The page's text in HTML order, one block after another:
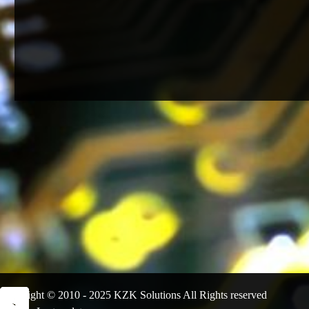
Copyright © 2010 - 2025 KZK Solutions All Rights reserved